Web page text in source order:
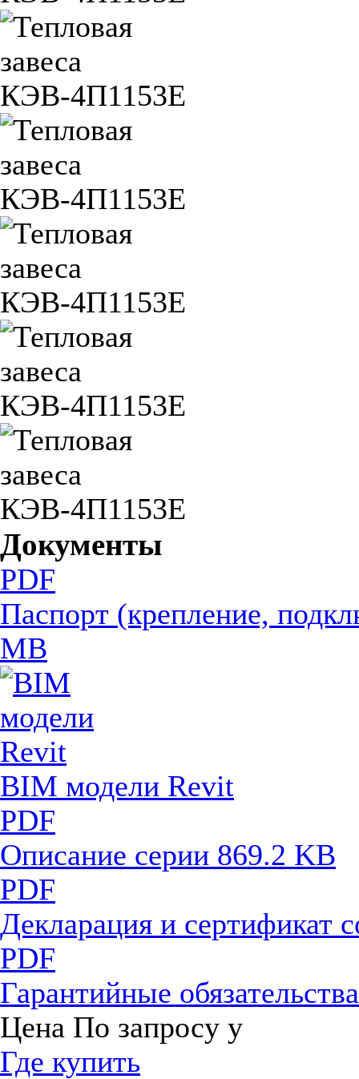
Документы
PDF
Паспорт (крепление,
MB
BIM модели Revit
PDF
Описание серии 869.2 KB
PDF
Декларация и сертификат
PDF
Гарантийные
Цена По запросу у
Где купить